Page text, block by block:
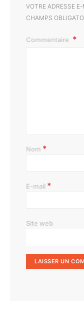
VOTRE ADRESSE
CHAMPS
Commentaire
Nom *
E-mail *
Site web